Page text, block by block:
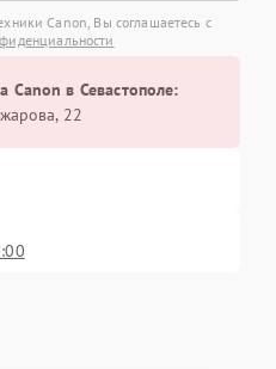
Canon, Вы соглашаетесь с
Canon в Севастополе:
22